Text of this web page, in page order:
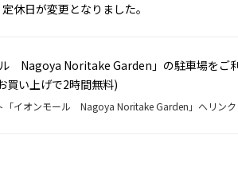
休日が変更となりました。
Nagoya Noritake Garden」の駐車場をご利
買い上げで2時間無料)
「イオンモール Nagoya Noritake Garden」へリンク